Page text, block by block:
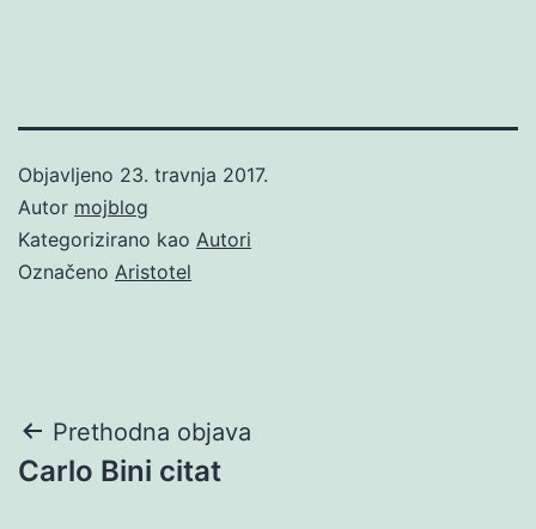
Objavljeno 23. travnja 2017.
Autor mojblog
Kategorizirano kao Autori
Označeno Aristotel
Navigacija
objava
Prethodna objava
Carlo Bini citat